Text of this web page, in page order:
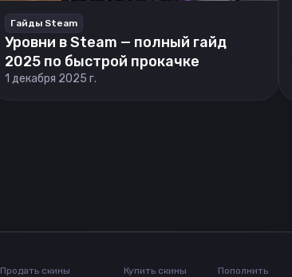
Гайды Steam
Уровни в Steam — полный гайд
2025 по быстрой прокачке
1 декабря 2025 г.
Продать скины Купить скины Пополнить